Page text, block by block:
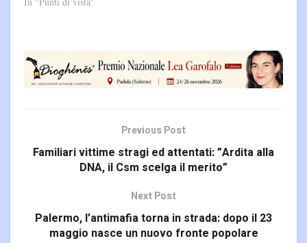
Previous Post
Familiari vittime stragi ed attentati: ”Ardita alla
DNA, il Csm scelga il merito”
Next Post
Palermo, l’antimafia torna in strada: dopo il 23
maggio nasce un nuovo fronte popolare